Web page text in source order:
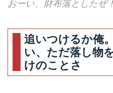
おーい、財布落としたぜ！
追いつけるか俺
い、ただ落し物
けのことさ